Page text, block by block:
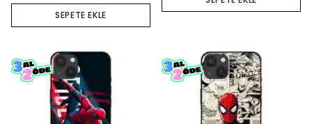
SEPETE EKLE